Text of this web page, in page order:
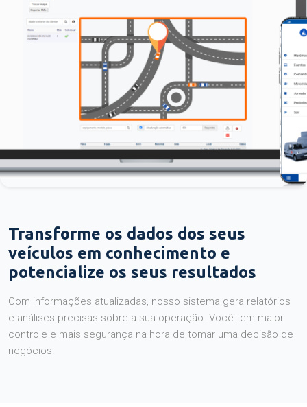
Transforme os dados dos seus
veículos em conhecimento e
potencialize os seus resultados
Com informações atualizadas, nosso sistema gera relatórios
e análises precisas sobre a sua operação. Você tem maior
controle e mais segurança na hora de tomar uma decisão de
negócios.